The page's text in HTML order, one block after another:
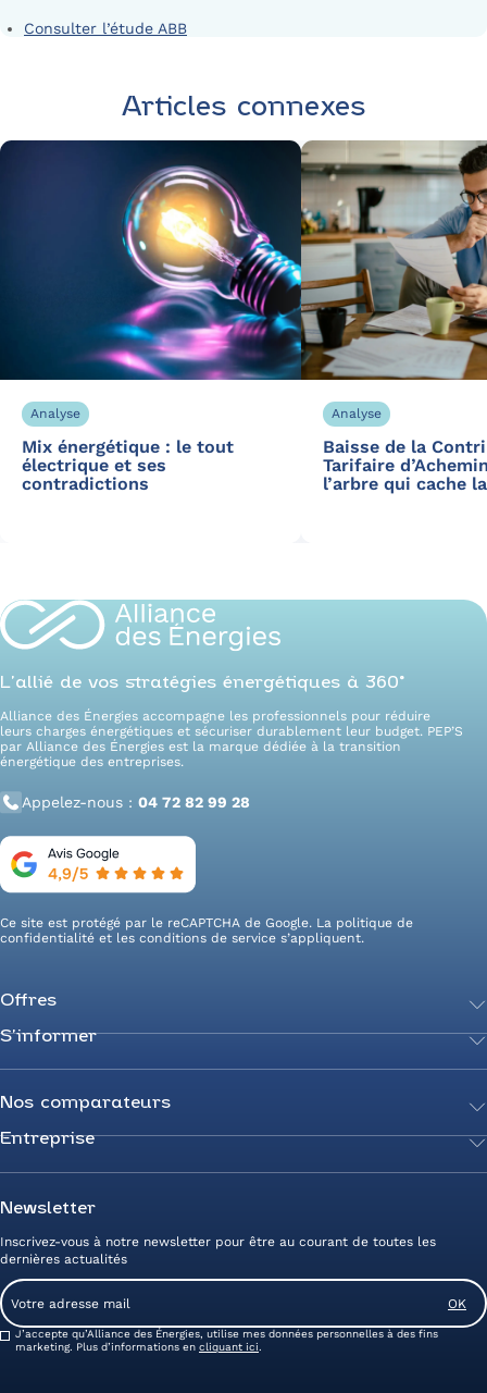
Consulter l’étude ABB
Articles connexes
Analyse
Mix énergétique : le tout
électrique et ses
contradictions
Analyse
Baisse de la
Tarifaire
l’arbre qui cache
L’allié de vos stratégies énergétiques à 360°
Alliance des Énergies accompagne les professionnels pour réduire
leurs charges énergétiques et sécuriser durablement leur budget. PEP’S
par Alliance des Énergies est la marque dédiée à la transition
énergétique des entreprises.
Appelez-nous : 04 72 82 99 28
Ce site est protégé par le reCAPTCHA de Google. La politique de
confidentialité et les conditions de service s’appliquent.
Offres
Achetez votre énergie
Transition énergétique
Secteurs d’expertise
Optimisez vos taxes et compteurs
Mix énergie
Efficacité énergétique
Photovoltaïque
Energy Management
Entreprise zéro carbone
S’informer
Actualités
Guides de l’énergie
Livres blancs
Nos comparateurs
Comparateur Électricité
Comparateur Gaz
Prix du Gaz
Entreprise
Nous rejoindre
Devenez Partenaire
Avis clients Alliance des Energies
Contactez-nous
Service client
Newsletter
Inscrivez-vous à notre newsletter pour être au courant de toutes les
dernières actualités
Consent
J’accepte qu’Alliance des Énergies, utilise mes données personnelles à des fins
marketing. Plus d’informations en cliquant ici
Email